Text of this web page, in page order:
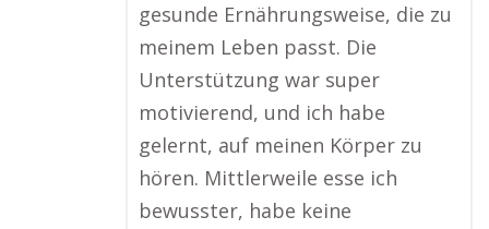
gesunde Ernährungsweise, die zu
meinem Leben passt. Die
Unterstützung war super
motivierend, und ich habe
gelernt, auf meinen Körper zu
hören. Mittlerweile esse ich
bewusster, habe keine